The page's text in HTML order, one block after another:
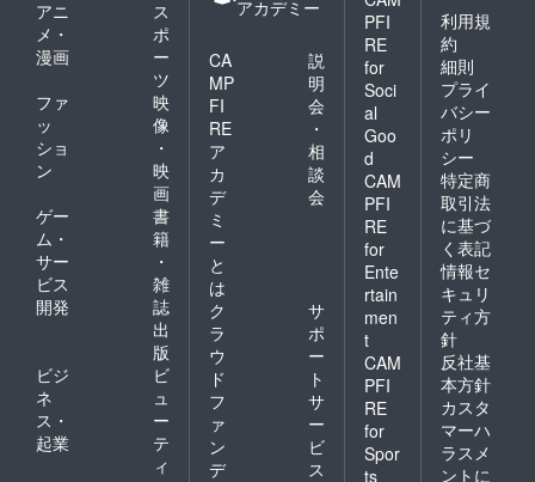
アニ
メ・
漫画
ス
ポ
ー
ツ
ファ
ッ
ショ
ン
映
像
・
映
画
ゲー
ム・
サー
ビス
開発
書
籍
・
雑
誌
出
版
ビジ
ネ
ス・
起業
ビ
ュ
ー
テ
ィ
アカデミー
CA
MP
FI
RE
ア
カ
デ
ミ
ー
と
は
説
明
会
・
相
談
会
ク
ラ
ウ
ド
フ
ァ
ン
デ
サ
ポ
ー
ト
サ
ー
ビ
ス
PFI
RE
for
Soci
al
Goo
d
CAM
PFI
RE
for
Ente
rtain
men
t
CAM
PFI
RE
for
Spor
ts
利用規
約
細則
プライ
バシー
ポリ
シー
特定商
取引法
に基づ
く表記
情報セ
キュリ
ティ方
針
反社基
本方針
カスタ
マーハ
ラスメ
ントに